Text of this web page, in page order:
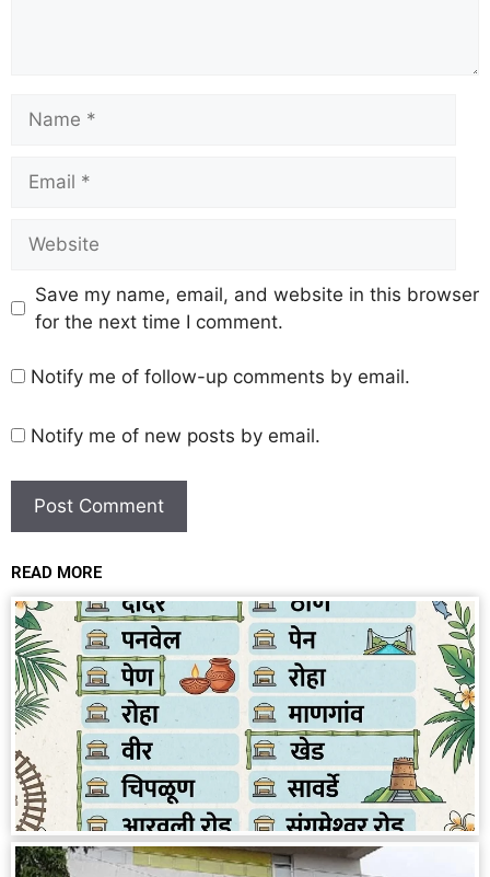
Save my name, email, and website in this browser
for the next time I comment.
Notify me of follow-up comments by email.
Notify me of new posts by email.
READ MORE